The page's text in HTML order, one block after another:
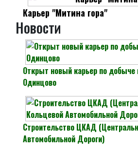
Карьер "Митина гора"
Новости
Открыт новый карьер по добыче
Одинцово
Строительство ЦКАД
Автомобильной Дороги)